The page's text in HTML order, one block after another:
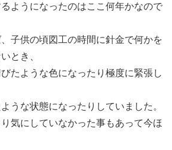
ようになったのはここ何年かなので
子供の頃図工の時間に針金で何かを
とき、
たような色になったり極度に緊張し
うな状態になったりしていました。
気にしていなかった事もあって今ほ